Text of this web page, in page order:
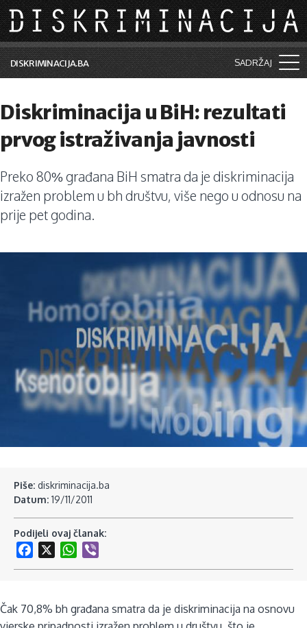
Skip to main content
DISKRIMINACIJA.BA SADRŽAJ
Vijesti i događaji
Aktuelne teme
Kolumne
Lične priče
Diskriminacija u BiH: rezultati
prvog istraživanja javnosti
Preko 80% građana BiH smatra da je diskriminacija
izražen problem u bh društvu, više nego u odnosu na
prije pet godina.
Piše: diskriminacija.ba
Datum: 19/11/2011
Podijeli ovaj članak:
Facebook
WhatsApp
Čak 70,8% bh građana smatra da je diskriminacija na osnovu